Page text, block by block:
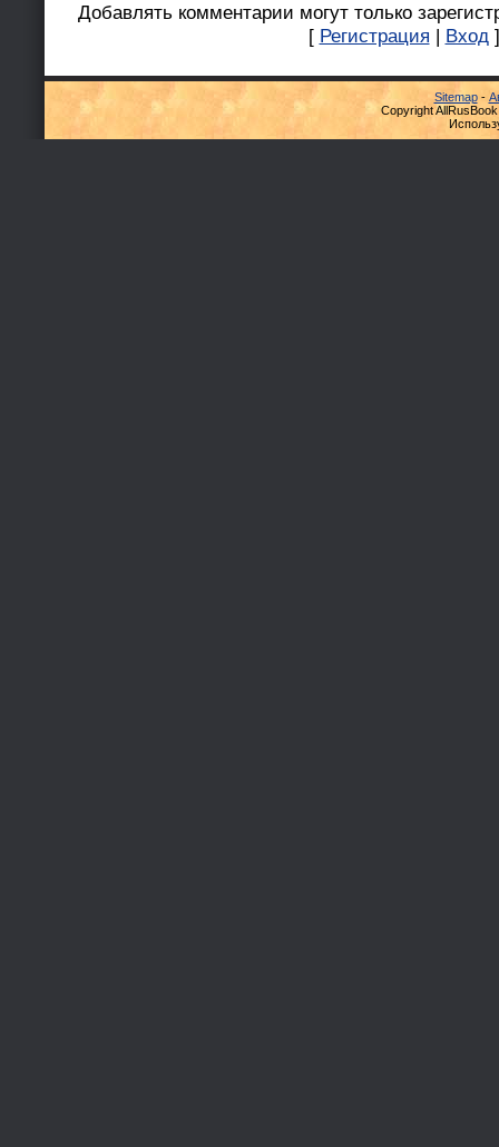
Добавлять комментарии могут только
[ Регистрация | Вход ]
Sitemap-
Copyright